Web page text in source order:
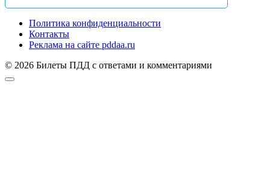
Политика конфиденциальности
Контакты
Реклама на сайте pddaa.ru
© 2026 Билеты ПДД с ответами и комментариями